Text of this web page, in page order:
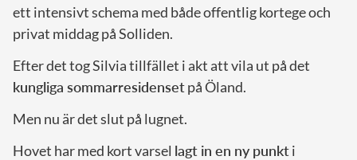
ett intensivt schema med både offentlig kortege och
privat middag på Solliden.
Efter det tog Silvia tillfället i akt att vila ut på det
kungliga sommarresidensetpå Öland.
Men nu är det slut på lugnet.
Hovet har med kort varsel lagt in en ny punkti